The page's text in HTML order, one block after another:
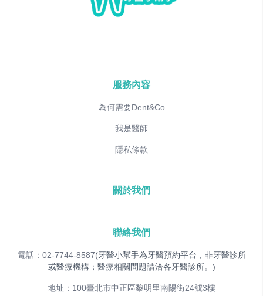
服務內容
為何需要Dent&Co
我是醫師
隱私條款
關於我們
聯絡我們
電話：02-7744-8587(牙醫小幫手為牙醫預約平台，非牙醫診所
或醫療機構；醫療相關問題請洽各牙醫診所。)
地址：100臺北市中正區黎明里南陽街24號3樓